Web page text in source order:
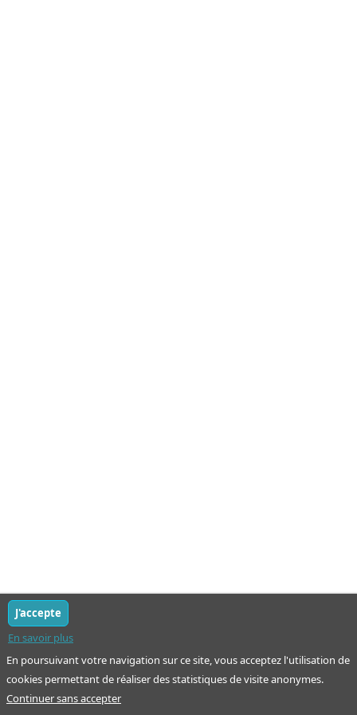
En poursuivant votre navigation sur ce site, vous acceptez l'utilisation de
cookies permettant de réaliser des statistiques de visite anonymes.
En savoir plus
J'accepte
Continuer sans accepter